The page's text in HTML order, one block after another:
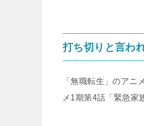
打ち切りと言わ
「無職転生」のア
メ1期第4話「緊急家